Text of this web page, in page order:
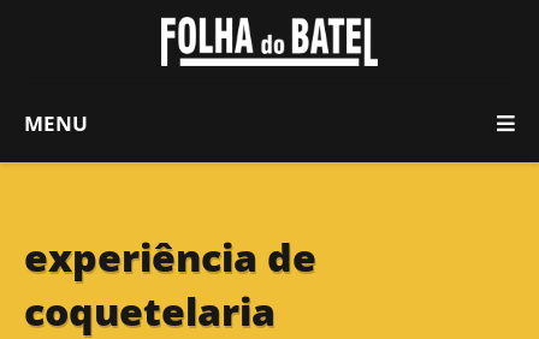
MENU
experiência de
coquetelaria